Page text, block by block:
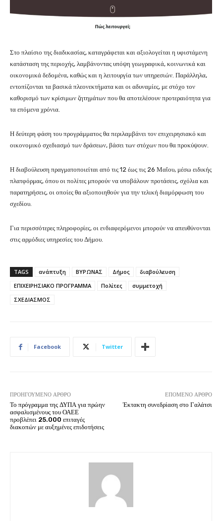
Στο πλαίσιο της διαδικασίας, καταγράφεται και αξιολογείται η υφιστάμενη
κατάσταση της περιοχής, λαμβάνοντας υπόψη γεωγραφικά, κοινωνικά και
οικονομικά δεδομένα, καθώς και η λειτουργία των υπηρεσιών. Παράλληλα,
εντοπίζονται τα βασικά πλεονεκτήματα και οι αδυναμίες, με στόχο τον
καθορισμό των κρίσιμων ζητημάτων που θα αποτελέσουν προτεραιότητα για
τα επόμενα χρόνια.
Η δεύτερη φάση του προγράμματος θα περιλαμβάνει τον επιχειρησιακό και
οικονομικό σχεδιασμό των δράσεων, βάσει των στόχων που θα προκύψουν.
Η διαβούλευση πραγματοποιείται από τις 12 έως τις 26 Μαΐου, μέσω ειδικής
πλατφόρμας, όπου οι πολίτες μπορούν να υποβάλουν προτάσεις, σχόλια και
παρατηρήσεις, οι οποίες θα αξιοποιηθούν για την τελική διαμόρφωση του
σχεδίου.
Για περισσότερες πληροφορίες, οι ενδιαφερόμενοι μπορούν να απευθύνονται
στις αρμόδιες υπηρεσίες του Δήμου.
TAGS ανάπτυξη ΒΥΡΩΝΑΣ Δήμος
διαβούλευση
ΕΠΙΧΕΙΡΗΣΙΑΚΟ ΠΡΟΓΡΑΜΜΑ
Πολίτες
συμμετοχή
ΣΧΕΔΙΑΣΜΟΣ
Facebook Twitter
ΠΡΟΗΓΟΎΜΕΝΟ ΆΡΘΡΟ
Το πρόγραμμα της ΔΥΠΑ για πρώην
ασφαλισμένους του ΟΑΕΕ
προβλέπει 25.000 επιταγές
διακοπών με αυξημένες επιδοτήσεις
ΕΠΌΜΕΝΟ ΆΡΘΡΟ
Έκτακτη συνεδρίαση στο Γαλάτσι